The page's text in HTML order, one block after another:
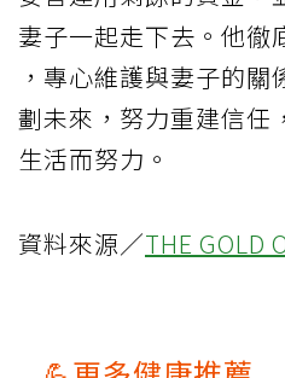
妻子一起走下去。他徹
，專心維護與妻子的
劃未來，努力重建信任
生活而努力。
資料來源／THE GOLD